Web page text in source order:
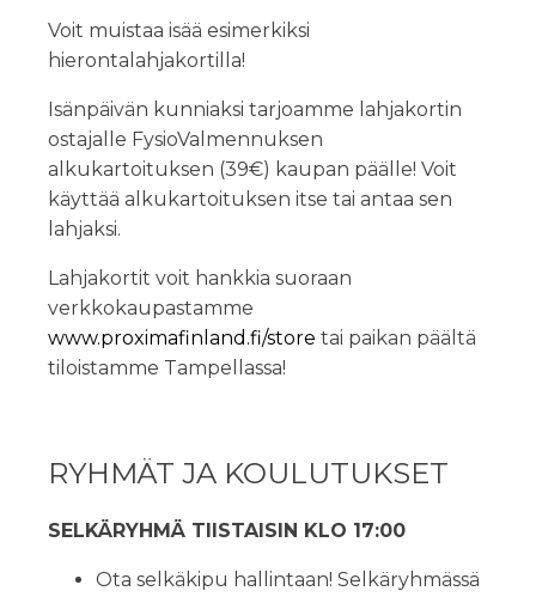
Voit muistaa isää esimerkiksi
hierontalahjakortilla!
Isänpäivän kunniaksi tarjoamme lahjakortin
ostajalle FysioValmennuksen
alkukartoituksen (39€) kaupan päälle! Voit
käyttää alkukartoituksen itse tai antaa sen
lahjaksi.
Lahjakortit voit hankkia suoraan
verkkokaupastamme
www.proximafinland.fi/store tai paikan päältä
tiloistamme Tampellassa!
RYHMÄT JA KOULUTUKSET
SELKÄRYHMÄ TIISTAISIN KLO 17:00
Ota selkäkipu hallintaan! Selkäryhmässä